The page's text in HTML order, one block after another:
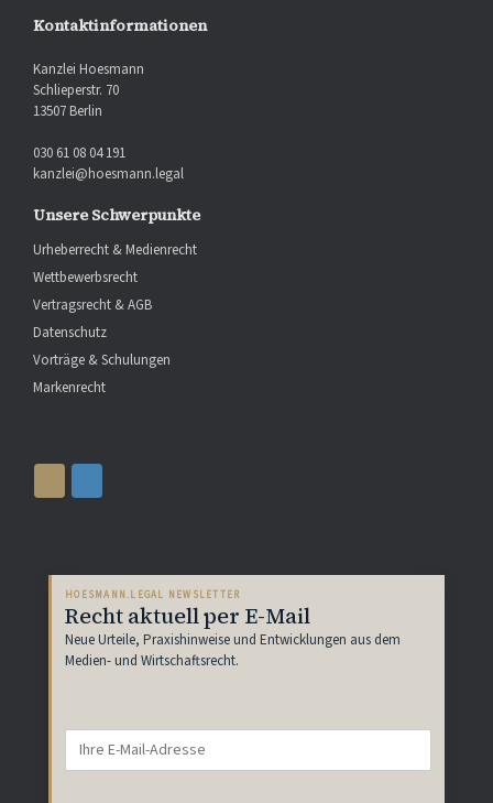
Kontaktinformationen
Kanzlei Hoesmann
Schlieperstr. 70
13507 Berlin
030 61 08 04 191
kanzlei@hoesmann.legal
Unsere Schwerpunkte
Urheberrecht & Medienrecht
Wettbewerbsrecht
Vertragsrecht & AGB
Datenschutz
Vorträge & Schulungen
Markenrecht
HOESMANN.LEGAL NEWSLETTER
Recht aktuell per E-Mail
Neue Urteile, Praxishinweise und Entwicklungen aus dem
Medien- und Wirtschaftsrecht.